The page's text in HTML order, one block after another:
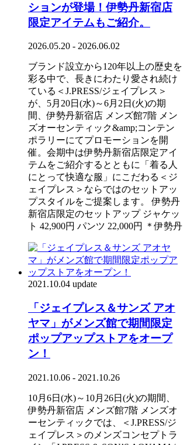
ションが登場！伊勢丹新宿店
限定アイテムもご紹介。
2026.05.20 - 2026.06.02
ブランド設立から120年以上の歴史を
彩る中で、長きにわたり愛され続け
ている＜J.PRESS/ジェイプレス＞
が、5月20日(水)～6月2日(火)の期
間、伊勢丹新宿店 メンズ館7階 メン
ズオーセンティック&amp;コンテン
ポラリーにてプロモーションを開
催。会期中は伊勢丹新宿店限定アイ
テムをご紹介するとともに「着る人
にとって快適な服」にこだわる＜ジ
ェイプレス＞ならではのセットアッ
プスタイルをご提案します。 伊勢丹
新宿店限定のセットアップ ジャケッ
ト 42,900円 パンツ 22,000円 ＊伊勢丹
2021.10.04 update
「ジェイプレス＆サンズ アオ
ヤマ」がメンズ館で期間限定
ポップアップストアをオープ
ン！
2021.10.06 - 2021.10.26
10月6日(水)～10月26日(火)の期間、
伊勢丹新宿店 メンズ館7階 メンズオ
ーセンティックでは、＜J.PRESS/ジ
ェイプレス＞のメンズコンセプトラ